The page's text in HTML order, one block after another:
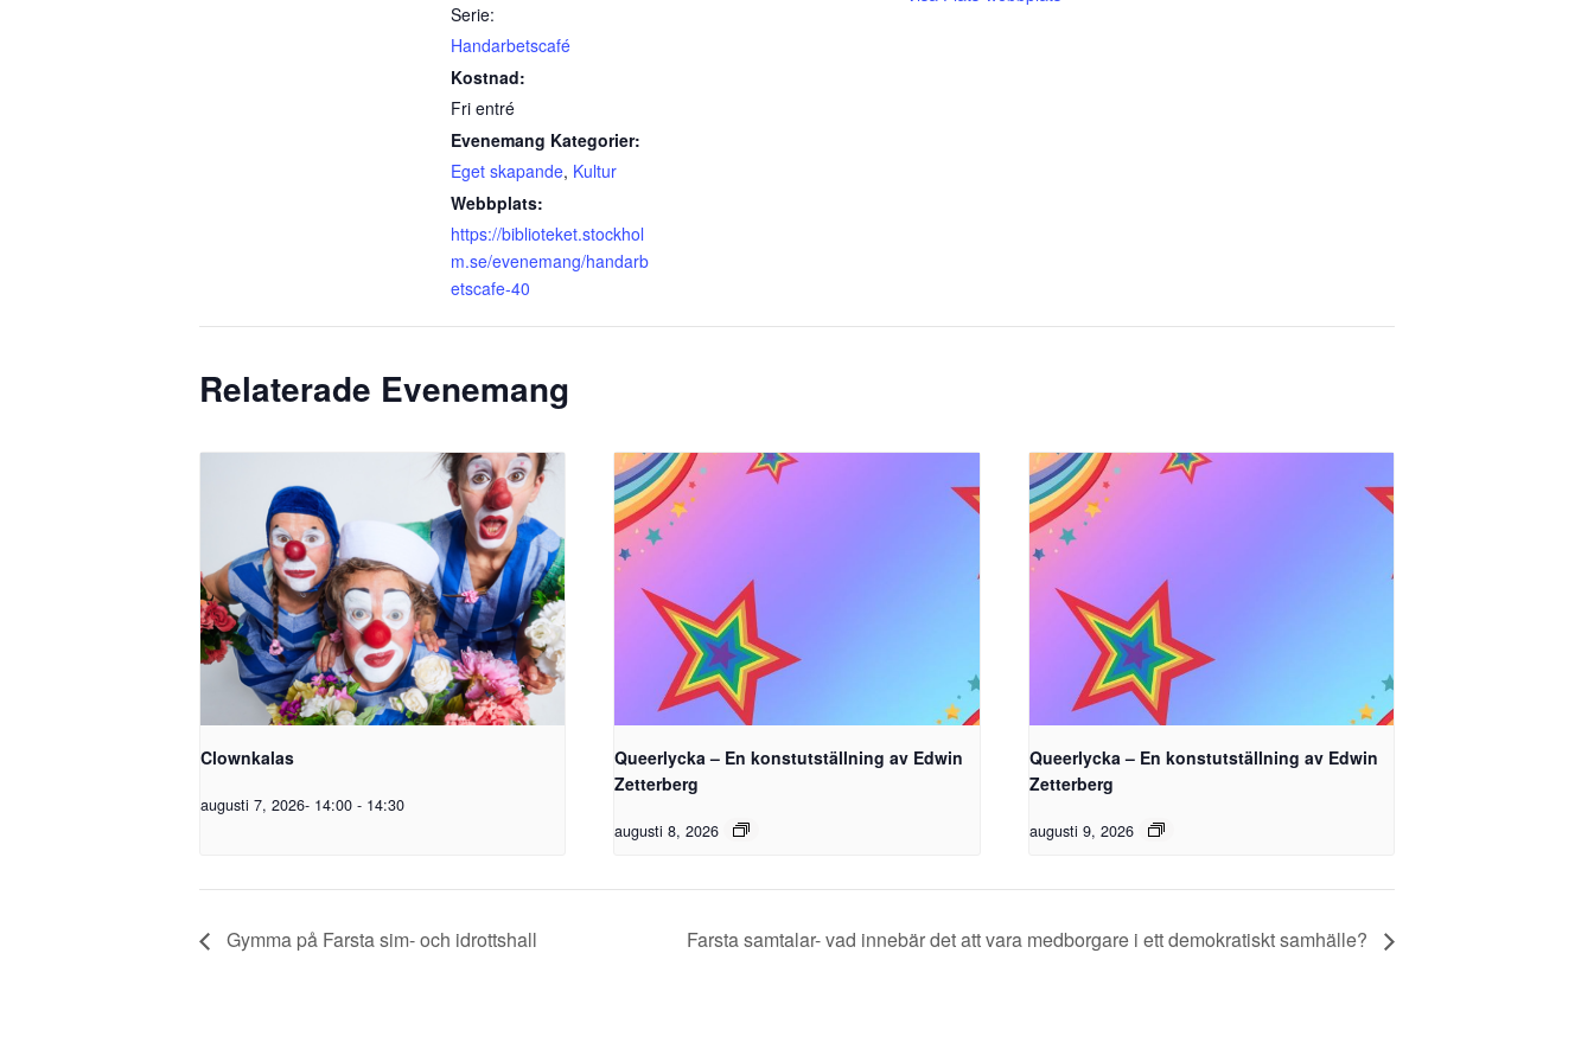
Serie:
Handarbetscafé
Kostnad:
Fri entré
Evenemang Kategorier:
Eget skapande, Kultur
Webbplats:
https://biblioteket.stockhol
m.se/evenemang/handarb
etscafe-40
Relaterade Evenemang
Clownkalas
augusti 7, 2026- 14:00 - 14:30
Queerlycka – En konstutställning av Edwin
Zetterberg
augusti 8, 2026
Queerlycka – En konstutställning av Edwin
Zetterberg
augusti 9, 2026
Gymma på Farsta sim- och idrottshall Farsta samtalar- vad innebär det att vara medborgare i ett demokratiskt samhälle?